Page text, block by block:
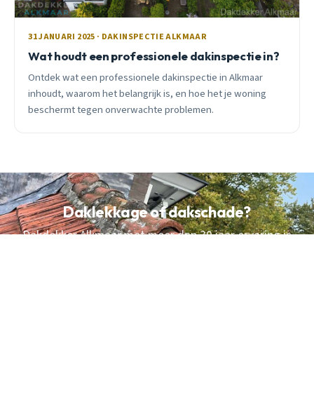
31 JANUARI 2025 · DAKINSPECTIE ALKMAAR
Wat houdt een professionele dakinspectie in?
Ontdek wat een professionele dakinspectie in Alkmaar
inhoudt, waarom het belangrijk is, en hoe het je woning
beschermt tegen onverwachte problemen.
Daklekkage of dakschade?
Dakdekker Alkmaar met meer dan 30 jaar ervaring is